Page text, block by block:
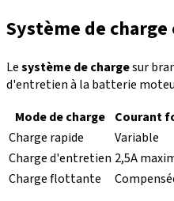
Système de
Lesystème de chargesur
d'entretien à la batterie
Mode de charge Courant
Charge rapide
Variable
Charge d'entretien 2,5A
Charge flottante